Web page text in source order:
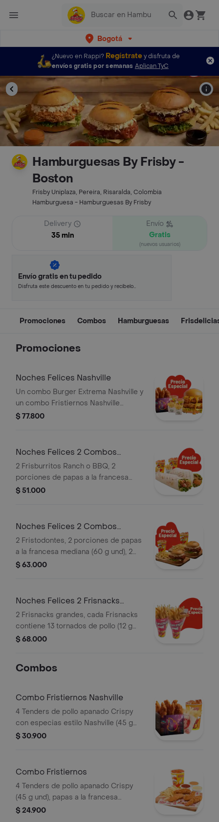
Bogotá
¿Nuevo en Rappi? Regístratey disfruta de
envíos gratis por semanas Aplican TyC
Hamburguesas By Frisby -
Boston
Frisby Uniplaza, Pereira, Risaralda, Colombia
Hamburguesa - Hamburguesas By Frisby
Delivery
35 min
Envío
Gratis
(nuevos usuarios)
Envío gratis en tu pedido
Disfruta este descuento en tu pedido y recíbelo
Promociones Combos Hamburguesas
Promociones
Noches Felices Nashville
Un combo Burger Extrema Nashville y
un combo Fristiernos Nashville
(imagen de producto corresponde a
$ 77.800
Noches Felices 2 Combos
Frisburritos
2 Frisburritos Ranch o BBQ, 2
porciones de papas a la francesa
mediana (60 g und) y 2 gaseosas (325
$ 51.000
Noches Felices 2 Combos
Fristodontes
2 Fristodontes, 2 porciones de papas
a la francesa mediana (60 g und), 2
gaseosas (325 ml und). Escoge entre
$ 63.000
Noches Felices 2 Frisnacks
grandes en ca
2 Frisnacks grandes, cada Frisnacks
contiene 13 tornados de pollo (12 g
und), papas a la francesa grande (100
$ 68.000
Combos
Combo Fristiernos Nashville
4 Tenders de pollo apanado Crispy
con especias estilo Nashville (45 g
und), sirope de miel picante, papas a
$ 30.900
Combo Fristiernos
4 Tenders de pollo apanado Crispy
(45 g und), papas a la francesa
mediana (60 g) y gaseosa (325 ml)
$ 24.900